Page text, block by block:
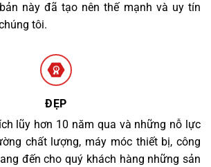
này đã tạo nên thế mạnh và uy tín
tôi.
ĐẸP
lũy hơn 10 năm qua và những nỗ lực
chất lượng, máy móc thiết bị, công
đến cho quý khách hàng những sản